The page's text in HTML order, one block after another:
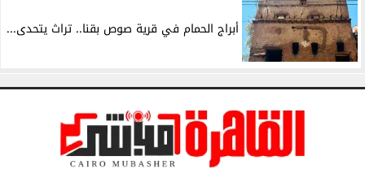
أبراج الحمام في قرية صوص بقنا.. تراث يتحدى...